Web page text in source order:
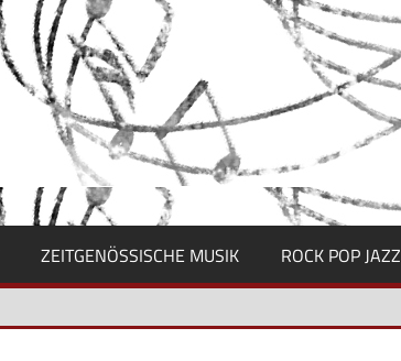
ZEITGENÖSSISCHE MUSIK ROCK POP JAZZ